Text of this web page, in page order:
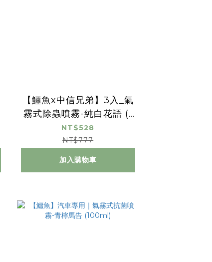
【鱷魚x中信兄弟】3入_氣
霧式除蟲噴霧-純白花語 (1
00ml)
NT$528
NT$777
加入購物車